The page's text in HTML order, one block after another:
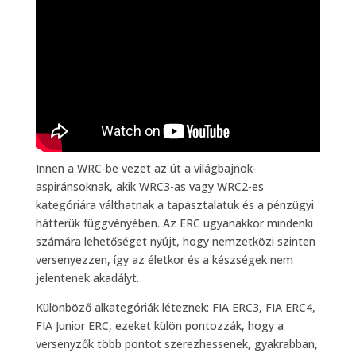
Innen a WRC-be vezet az út a világbajnok-
aspiránsoknak, akik WRC3-as vagy WRC2-es
kategóriára válthatnak a tapasztalatuk és a pénzügyi
hátterük függvényében. Az ERC ugyanakkor mindenki
számára lehetőséget nyújt, hogy nemzetközi szinten
versenyezzen, így az életkor és a készségek nem
jelentenek akadályt.
Különböző alkategóriák léteznek: FIA ERC3, FIA ERC4,
FIA Junior ERC, ezeket külön pontozzák, hogy a
versenyzők több pontot szerezhessenek, gyakrabban,